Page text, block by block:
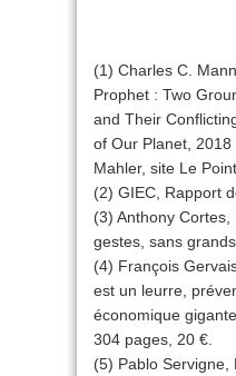
(1) Charles C.
Prophet : Two
and Their
of Our Planet,
Mahler, site Le
(2) GIEC, Rapport
(3) Anthony
gestes, sans
(4) François
est un leurre,
économique
304 pages, 20 €.
(5) Pablo Servigne,